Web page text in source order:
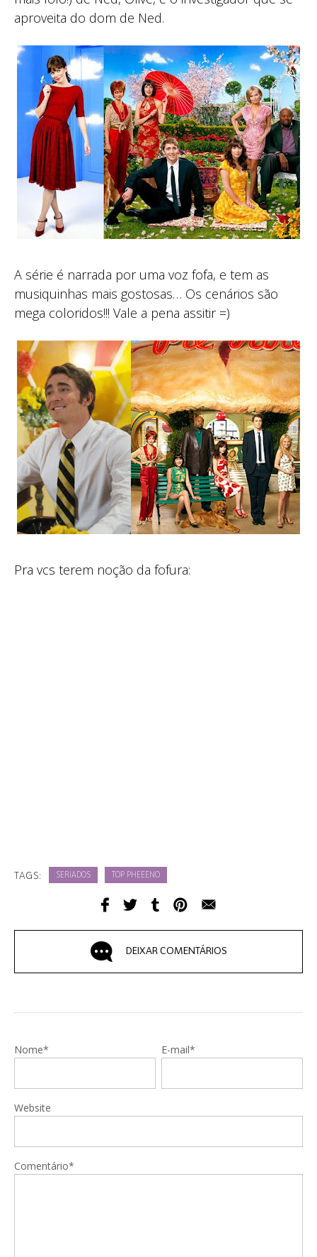
aproveita do dom de Ned.
A série é narrada por uma voz fofa, e tem as
musiquinhas mais gostosas… Os cenários são
mega coloridos!!! Vale a pena assitir =)
Pra vcs terem noção da fofura:
TAGS: SERIADOS TOP PHEEENO
DEIXAR COMENTÁRIOS
Nome* E-mail*
Website
Comentário*